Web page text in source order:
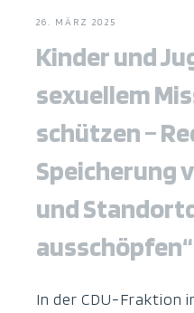
26. MÄRZ 2025
Kinder und
sexuellem
schützen –
Speicherung
und
ausschöpfen“
In der CDU-Fraktion